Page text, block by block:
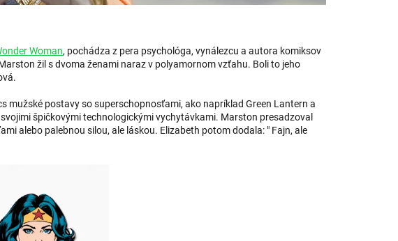
Woman, pochádza z pera psychológa, vynálezcu a autora komiksov
žil s dvoma ženami naraz v polyamornom vzťahu. Boli to jeho
mužské postavy so superschopnosťami, ako napríklad Green Lantern a
špičkovými technologickými vychytávkami. Marston presadzoval
alebo palebnou silou, ale láskou. Elizabeth potom dodala: " Fajn, ale